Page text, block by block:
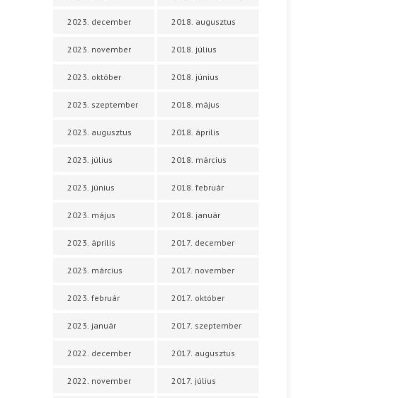
2023. december
2023. november
2023. október
2023. szeptember
2023. augusztus
2023. július
2023. június
2023. május
2023. április
2023. március
2023. február
2023. január
2022. december
2022. november
2018. augusztus
2018. július
2018. június
2018. május
2018. április
2018. március
2018. február
2018. január
2017. december
2017. november
2017. október
2017. szeptember
2017. augusztus
2017. július